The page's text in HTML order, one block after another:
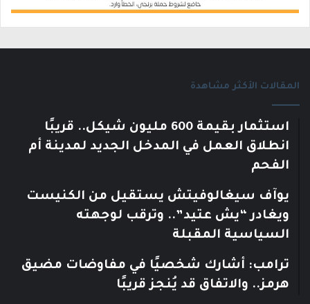
المقالات الأكثر مشاهدة
استثمار بقيمة 600 مليون شيكل.. قريبًا
انطلاق العمل في المدخل الجديد لمدينة أم
الفحم
يوآف سيغالوفيتش يستقيل من الكنيست
ويغادر “يش عتيد”.. وترقب لوجهته
السياسية المقبلة
ترامب: أشارك شخصيًا في مفاوضات مضيق
هرمز.. والاتفاق قد يُنجز قريبًا